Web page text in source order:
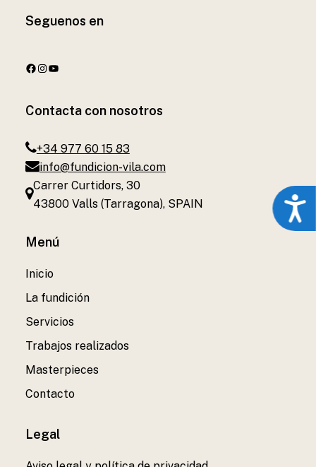
Seguenos en
Contacta con nosotros
+34 977 60 15 83
info@fundicion-vila.com
Carrer Curtidors, 30
43800 Valls (Tarragona), SPAIN
Menú
Inicio
La fundición
Servicios
Trabajos realizados
Masterpieces
Contacto
Legal